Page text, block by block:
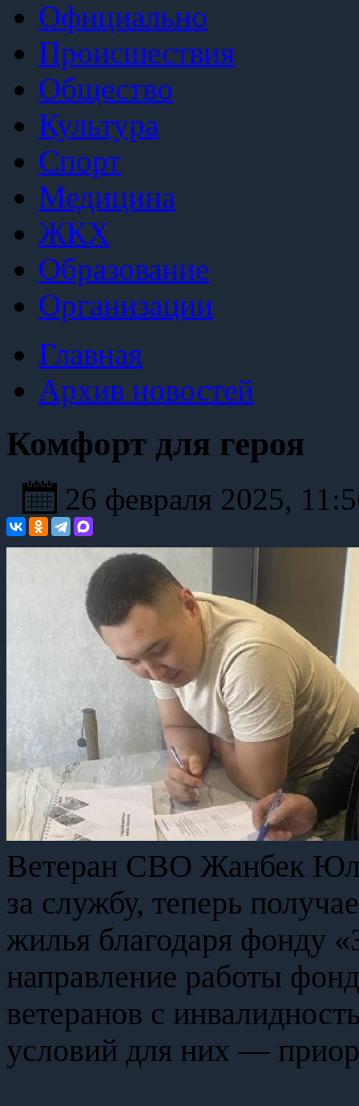
Официально
Происшествия
Общество
Культура
Спорт
Медицина
ЖКХ
Образование
Организации
Главная
Архив новостей
Комфорт для героя
26 февраля 2025,
Ветеран СВО Жанбек
за службу, теперь
жилья благодаря фонду
направление работы
ветеранов с
условий для них —